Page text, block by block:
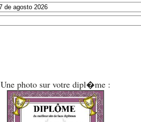
Une photo sur votre dipl�me :